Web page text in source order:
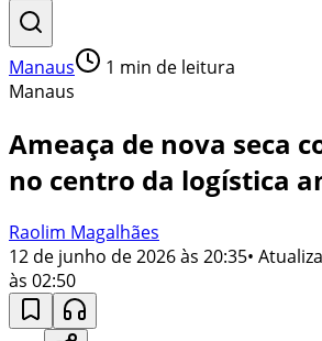
Manaus 1 min de leitura
Manaus
Ameaça de nova seca
no centro da logística
Raolim Magalhães
12 de junho de 2026 às 20:35•
às 02:50